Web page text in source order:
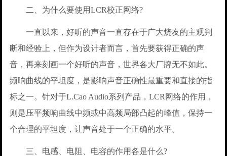
二、为什么要使用LCR校正网络?
一直以来，好听的声音一直存在于广大烧友的主观判
断和经验上，但作为设计者而言，首先要获得正确的声
音，再来刻画一个好听的声音，世界各大厂牌无不如此。
频响曲线的平坦度，是影响声音正确性最重要和直接的指
标之一。针对于L.Cao Audio系列产品，LCR网络的作用，
则是压平频响曲线中频或中高频局部凸起的峰值，保持一
个合理的平坦度，让声音处于一个正确的水平。
三、电感、电阻、电容的作用各是什么?